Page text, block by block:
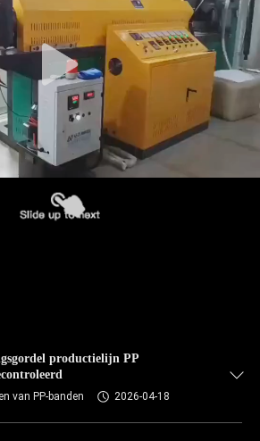
productielijn PP
van PP-banden 2026-04-18